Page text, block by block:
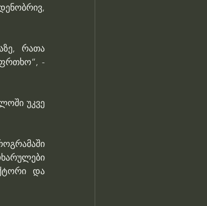
რათა
-
უკვე
და